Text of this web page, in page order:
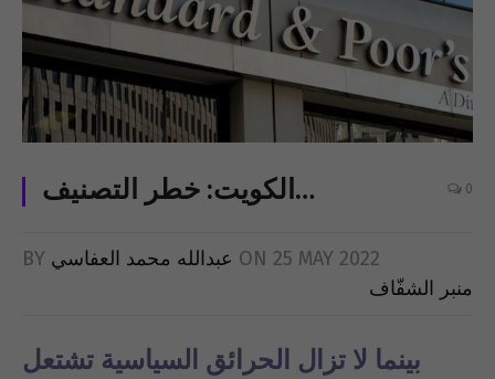
الكويت: خطر التصنيف… 0
BY عبدالله محمد العفاسي ON 25 MAY 2022
منبر الشفّاف
بينما لا تزال الحرائق السياسية تشتعل